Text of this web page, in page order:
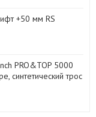
+50 мм RS
PRO&TOP 5000
синтетический трос